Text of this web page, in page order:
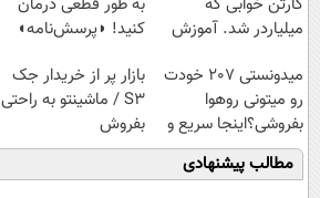
میلیاردر شد. آموزش
کنید! ◗پرسش‌نامه◖
میدونستی 207 خودت
رو میتونی روهوا
بفروشی؟اینجا سریع و
راحت بفروش
بازار پر از خریدار جک
S3 / ماشینتو به راحتی
بفروش
مطالب پیشنهادی